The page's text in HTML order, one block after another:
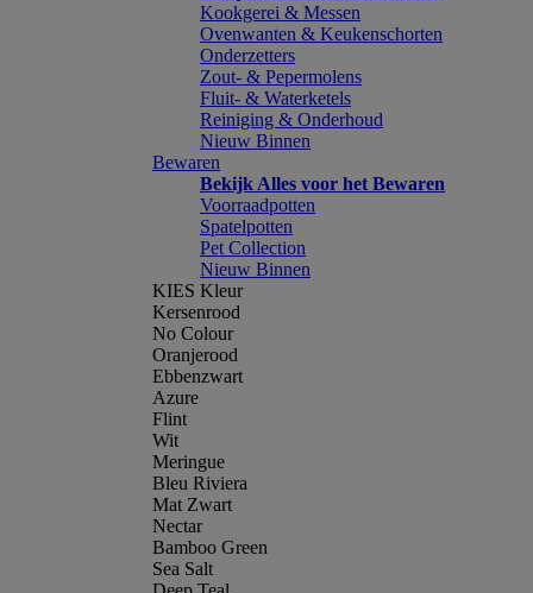
Kookgerei & Messen
Ovenwanten & Keukenschorten
Onderzetters
Zout- & Pepermolens
Fluit- & Waterketels
Reiniging & Onderhoud
Nieuw Binnen
Bewaren
Bekijk Alles voor het Bewaren
Voorraadpotten
Spatelpotten
Pet Collection
Nieuw Binnen
KIES Kleur
Kersenrood
No Colour
Oranjerood
Ebbenzwart
Azure
Flint
Wit
Meringue
Bleu Riviera
Mat Zwart
Nectar
Bamboo Green
Sea Salt